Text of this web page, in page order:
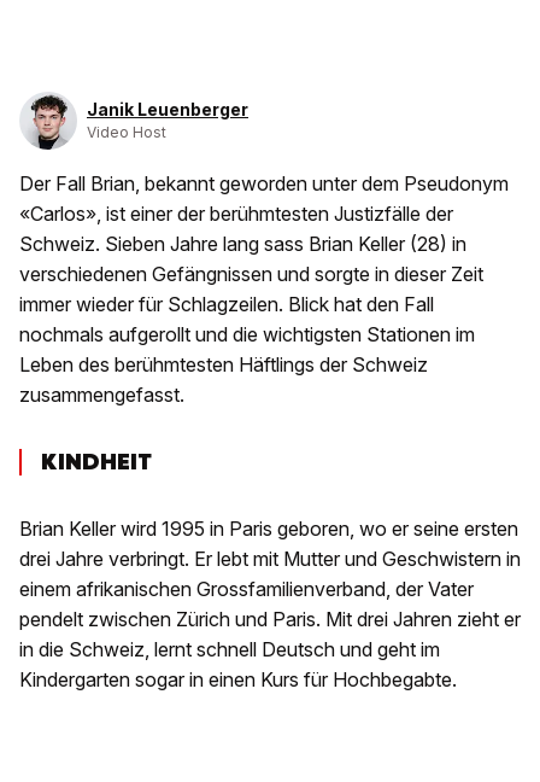
Janik Leuenberger
Video Host
Der Fall Brian, bekannt geworden unter dem Pseudonym
«Carlos», ist einer der berühmtesten Justizfälle der
Schweiz. Sieben Jahre lang sass Brian Keller (28) in
verschiedenen Gefängnissen und sorgte in dieser Zeit
immer wieder für Schlagzeilen. Blick hat den Fall
nochmals aufgerollt und die wichtigsten Stationen im
Leben des berühmtesten Häftlings der Schweiz
zusammengefasst.
KINDHEIT
Brian Keller wird 1995 in Paris geboren, wo er seine ersten
drei Jahre verbringt. Er lebt mit Mutter und Geschwistern in
einem afrikanischen Grossfamilienverband, der Vater
pendelt zwischen Zürich und Paris. Mit drei Jahren zieht er
in die Schweiz, lernt schnell Deutsch und geht im
Kindergarten sogar in einen Kurs für Hochbegabte.